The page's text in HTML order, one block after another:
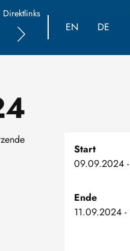
Direktlinks
EN DE
Start
09.09.2024
Ende
11.09.2024